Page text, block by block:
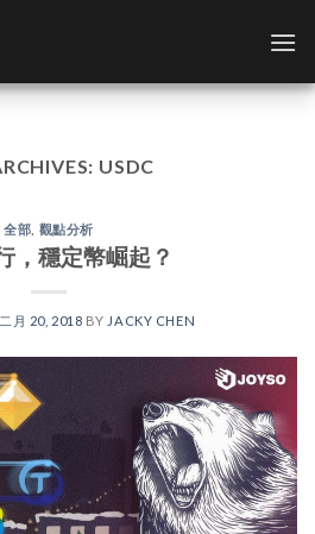
USDC
全部 觀點分析
，穩定幣崛起？
月 20, 2018 BY JACKY CHEN